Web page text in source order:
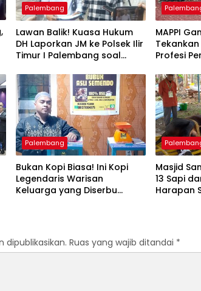
Palembang
Lawan Balik! Kuasa Hukum
DH Laporkan JM ke Polsek Ilir
Timur I Palembang soal
MAPPI
Profesi
Palembang
Bukan Kopi Biasa! Ini Kopi
Legendaris Warisan
Keluarga yang Diserbu
Masjid
13 Sapi
Harapan
dipublikasikan. Ruas yang wajib ditandai *